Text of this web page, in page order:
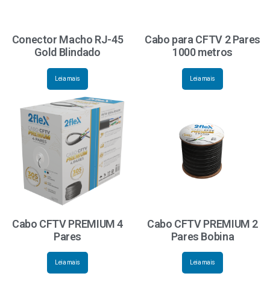
Conector Macho RJ-45
Gold Blindado
Leia mais
Cabo para CFTV 2 Pares
1000 metros
Leia mais
Cabo CFTV PREMIUM 4
Pares
Leia mais
Cabo CFTV PREMIUM 2
Pares Bobina
Leia mais